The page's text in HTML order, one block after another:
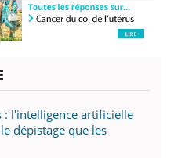
: l'intelligence artificielle
dépistage que les